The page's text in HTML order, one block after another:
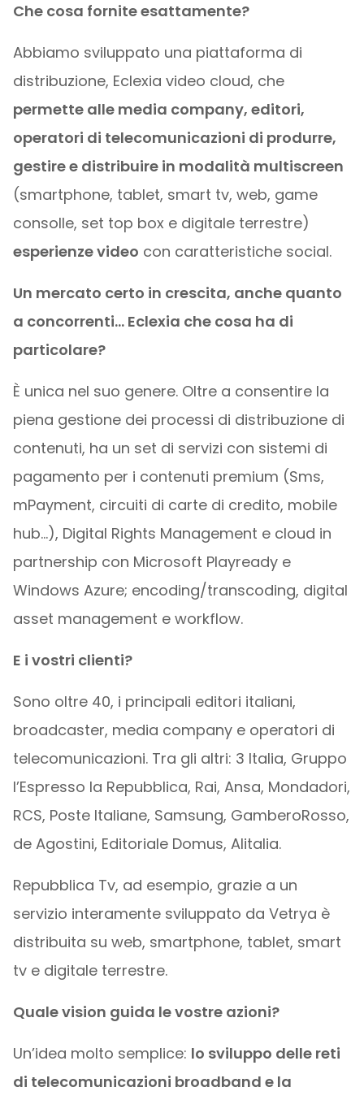
Che cosa fornite esattamente?
Abbiamo sviluppato una piattaforma di
distribuzione, Eclexia video cloud, che
permette alle media company, editori,
operatori di telecomunicazioni di produrre,
gestire e distribuire in modalità multiscreen
(smartphone, tablet, smart tv, web, game
consolle, set top box e digitale terrestre)
esperienze video con caratteristiche social.
Un mercato certo in crescita, anche quanto
a concorrenti… Eclexia che cosa ha di
particolare?
È unica nel suo genere. Oltre a consentire la
piena gestione dei processi di distribuzione di
contenuti, ha un set di servizi con sistemi di
pagamento per i contenuti premium (Sms,
mPayment, circuiti di carte di credito, mobile
hub…), Digital Rights Management e cloud in
partnership con Microsoft Playready e
Windows Azure; encoding/transcoding, digital
asset management e workflow.
E i vostri clienti?
Sono oltre 40, i principali editori italiani,
broadcaster, media company e operatori di
telecomunicazioni. Tra gli altri: 3 Italia, Gruppo
l’Espresso la Repubblica, Rai, Ansa, Mondadori,
RCS, Poste Italiane, Samsung, GamberoRosso,
de Agostini, Editoriale Domus, Alitalia.
Repubblica Tv, ad esempio, grazie a un
servizio interamente sviluppato da Vetrya è
distribuita su web, smartphone, tablet, smart
tv e digitale terrestre.
Quale vision guida le vostre azioni?
Un’idea molto semplice: lo sviluppo delle reti
di telecomunicazioni broadband e la